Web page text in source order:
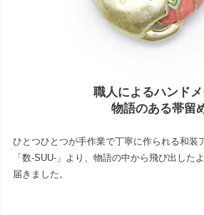
職人によるハンド
物語のある帯留
ひとつひとつが手作業で丁寧に作られる和装
「数-SUU-」より、物語の中から飛び出した
届きました。